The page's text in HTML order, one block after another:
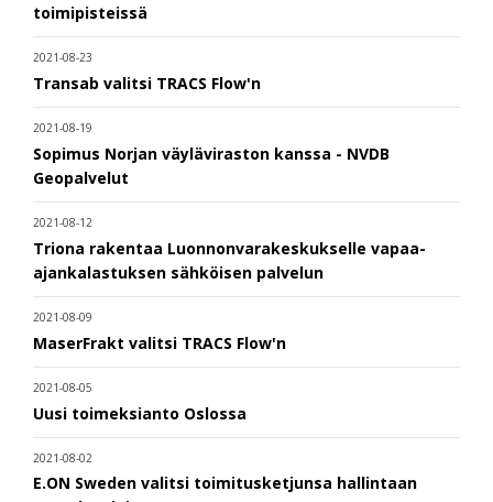
toimipisteissä
2021-08-23
Transab valitsi TRACS Flow'n
2021-08-19
Sopimus Norjan väyläviraston kanssa - NVDB
Geopalvelut
2021-08-12
Triona rakentaa Luonnonvarakeskukselle vapaa-
ajankalastuksen sähköisen palvelun
2021-08-09
MaserFrakt valitsi TRACS Flow'n
2021-08-05
Uusi toimeksianto Oslossa
2021-08-02
E.ON Sweden valitsi toimitusketjunsa hallintaan